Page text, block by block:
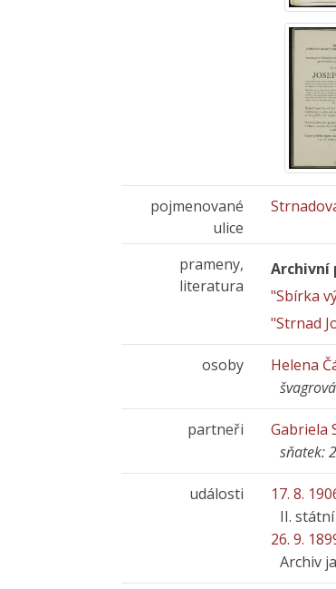
pojmenované
ulice
prameny,
literatura
Archivní
"Sbírka
"Strnad
osoby
Helena
švagrová
partneři
Gabriela
sňatek:
události
17. 8.
II.
26. 9.
Archiv